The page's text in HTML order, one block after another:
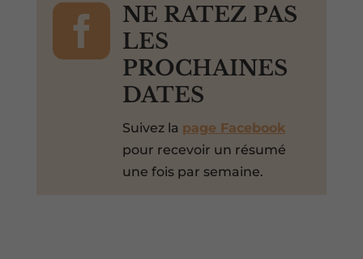

NE RATEZ PAS
LES
PROCHAINES
DATES
Suivez la page Facebook
pour recevoir un résumé
une fois par semaine.